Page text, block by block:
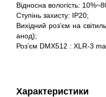
Відносна вологість:
Ступінь захисту: IP20;
Вихідний роз’єм на
анод);
Роз’єм DMX512 : XLR-3
Характеристики